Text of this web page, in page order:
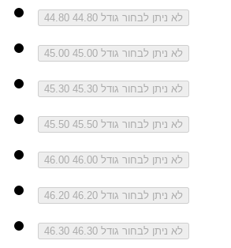
44.80 לא ניתן לבחור גודל 44.80
45.00 לא ניתן לבחור גודל 45.00
45.30 לא ניתן לבחור גודל 45.30
45.50 לא ניתן לבחור גודל 45.50
46.00 לא ניתן לבחור גודל 46.00
46.20 לא ניתן לבחור גודל 46.20
46.30 לא ניתן לבחור גודל 46.30